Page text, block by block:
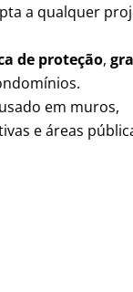
a qualquer
de proteção,
em muros,
e áreas